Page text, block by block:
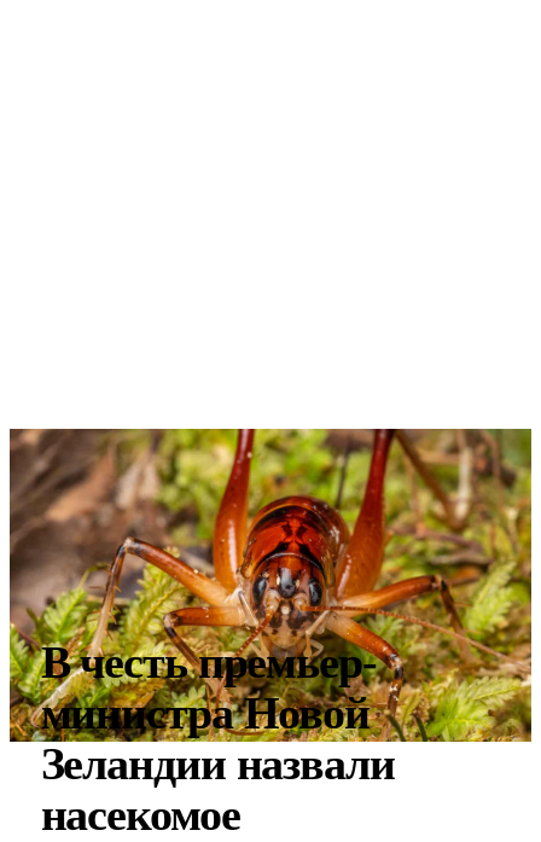
В честь премьер-
министра Новой
Зеландии назвали
насекомое